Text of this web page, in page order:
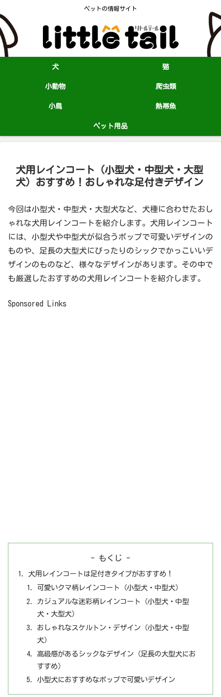
ペットの情報サイト
犬 猫
小動物 爬虫類
小鳥 熱帯魚
ペット用品
犬用レインコート（小型犬・中型犬・大型
犬）おすすめ！おしゃれな足付きデザイン
今回は小型犬・中型犬・大型犬など、犬種に合わせたおし
ゃれな犬用レインコートを紹介します。犬用レインコート
には、小型犬や中型犬が似合うポップで可愛いデザインの
ものや、足長の大型犬にぴったりのシックでかっこいいデ
ザインのものなど、様々なデザインがあります。その中で
も厳選したおすすめの犬用レインコートを紹介します。
Sponsored Links
- もくじ -
犬用レインコートは足付きタイプがおすすめ！
可愛いクマ柄レインコート（小型犬・中型犬）
カジュアルな迷彩柄レインコート（小型犬・中型
犬・大型犬）
おしゃれなスケルトン・デザイン（小型犬・中型
犬）
高級感があるシックなデザイン（足長の大型犬にお
すすめ）
小型犬におすすめなポップで可愛いデザイン